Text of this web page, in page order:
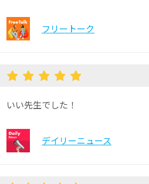
フリートーク
いい先生でした！
デイリーニュース